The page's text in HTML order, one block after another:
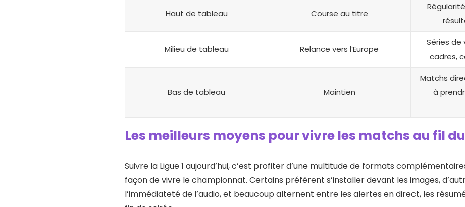
Haut de tableau Course au titre
Milieu de tableau Relance vers l’Europe
Séries de
cadres,
Bas de tableau Maintien
Matchs
à
Les meilleurs moyens pour vivre les matchs au fil
Suivre la Ligue 1 aujourd’hui, c’est profiter d’une multitude de formats
façon de vivre le championnat. Certains préfèrent s’installer devant les images,
l’immédiateté de l’audio, et beaucoup alternent entre les alertes en direct, les